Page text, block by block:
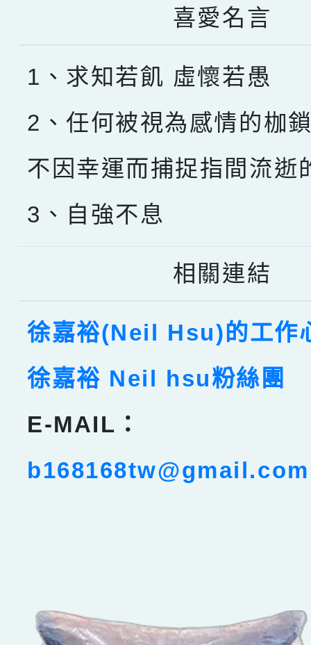
喜愛名言
1、求知若飢 虛懷若愚
2、任何被視為感情的枷
不因幸運而捕捉指間流逝
3、自強不息
相關連結
徐嘉裕(Neil Hsu)的工作
徐嘉裕 Neil hsu粉絲團
E-MAIL：
b168168tw@gmail.com